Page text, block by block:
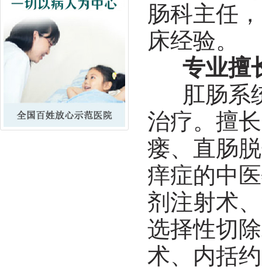
肠科主任
床经验。
专业擅
肛肠系统
治疗。擅
瘘、直肠
痒症的中
剂注射术
选择性切
术、内括